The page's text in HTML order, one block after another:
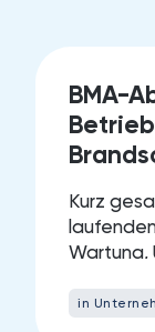
20.JUNE
BMA-
Kurz
Wartung,
in